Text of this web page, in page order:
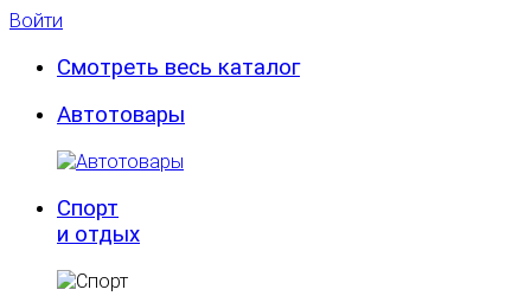
Войти
Смотреть весь каталог
Автотовары
Спорт
и отдых